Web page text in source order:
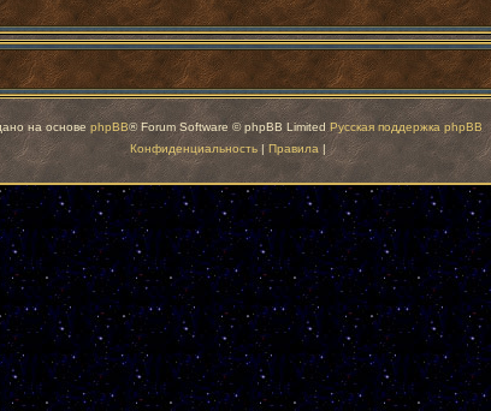
на основеphpBB® Forum Software © phpBB Limited Русская поддержка phpBB
Конфиденциальность| Правила |